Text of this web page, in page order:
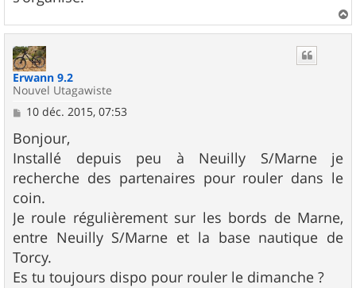
a
Erwann 9.2
Nouvel Utagawiste
M
s
s
a
g
e
10 déc. 2015, 07:53
Bonjour,
Installé depuis peu à Neuilly S/Marne je
recherche des partenaires pour rouler dans le
coin.
Je roule régulièrement sur les bords de Marne,
entre Neuilly S/Marne et la base nautique de
Torcy.
Es tu toujours dispo pour rouler le dimanche ?